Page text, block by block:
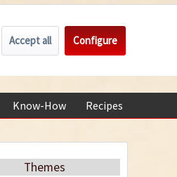
My account €0.00 *
Know-How Recipes
Themes
Accept all Configure